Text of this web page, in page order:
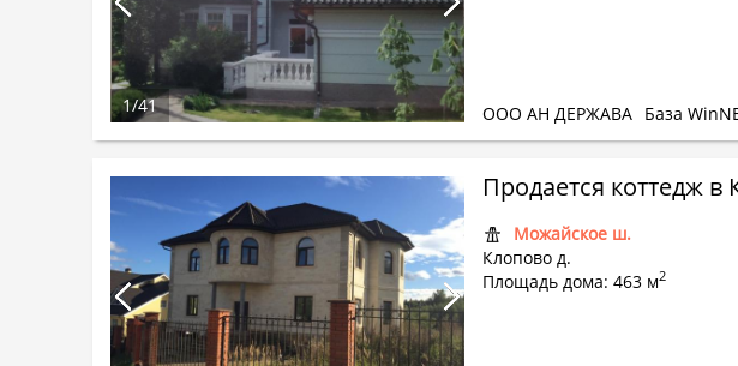
ООО АН ДЕРЖАВА База
1/41
Продается коттедж в
Можайское ш.
Клопово д.
Площадь дома: 463 м2